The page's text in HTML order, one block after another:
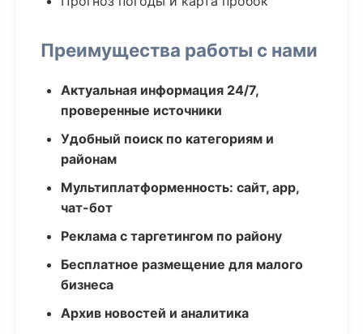
Преимущества работы с нами
Актуальная информация 24/7,
проверенные источники
Удобный поиск по категориям и
районам
Мультиплатформенность: сайт, app,
чат-бот
Реклама с таргетингом по району
Бесплатное размещение для малого
бизнеса
Архив новостей и аналитика